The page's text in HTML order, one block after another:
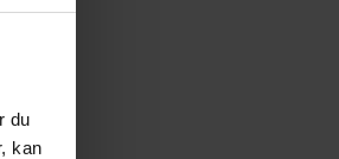
du
kan